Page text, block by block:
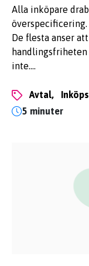
Alla inköpare
överspecificering.
De flesta anser
inte.…
avtal,
5 minuter